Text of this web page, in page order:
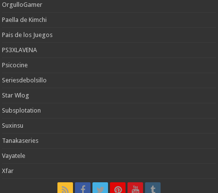
OrgulloGamer
Paella de Kimchi
Pais de los Juegos
PS3XLAVENA
Psicocine
Seriesdebolsillo
Star Wlog
Subsplotation
Suxinsu
Tanakaseries
Vayatele
Xfar